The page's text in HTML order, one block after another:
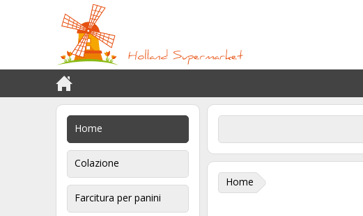
Home
Colazione
Farcitura per panini
Home